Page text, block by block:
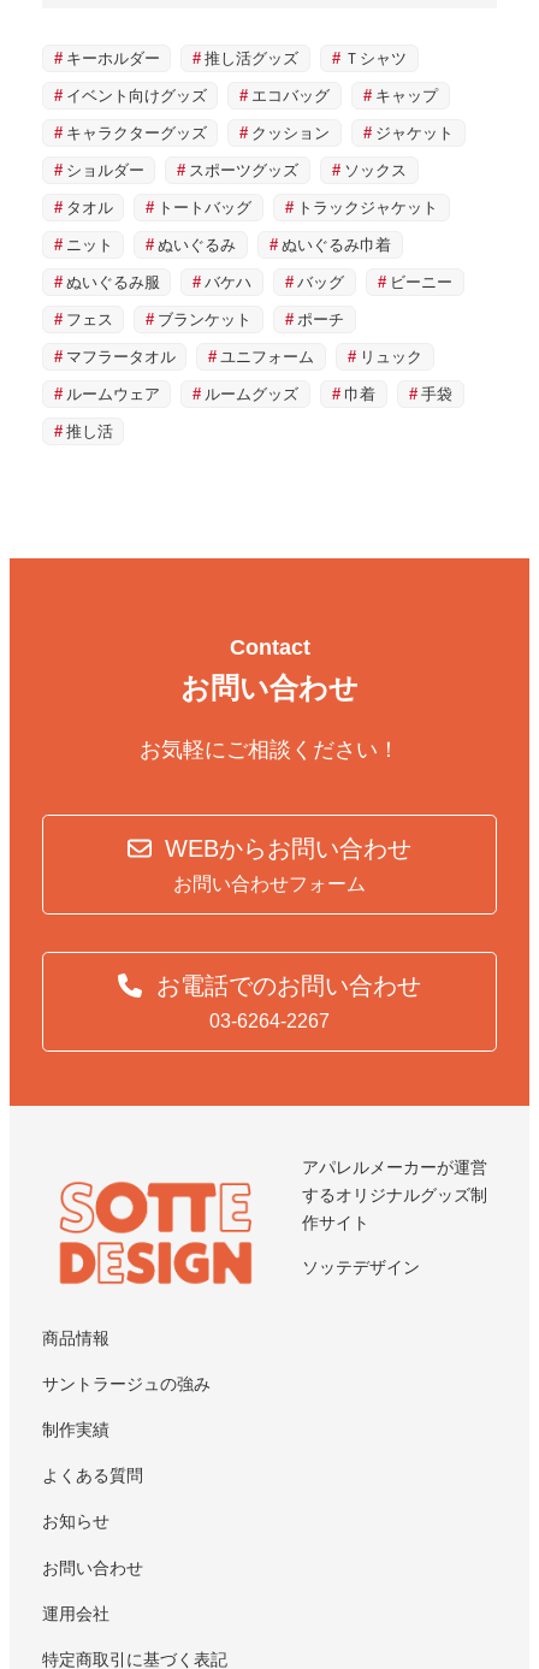
キーホルダー 推し活グッズ Ｔシャツ
イベント向けグッズ エコバッグ キャップ
キャラクターグッズ クッション ジャケット
ショルダー スポーツグッズ ソックス
タオル トートバッグ トラックジャケット
ニット ぬいぐるみ ぬいぐるみ巾着
ぬいぐるみ服 バケハ バッグ ビーニー
フェス ブランケット ポーチ
マフラータオル ユニフォーム リュック
ルームウェア ルームグッズ 巾着 手袋
推し活
Contact
お問い合わせ
お気軽にご相談ください！
WEBからお問い合わせ
お問い合わせフォーム
お電話でのお問い合わせ
03-6264-2267
アパレルメーカーが運営
するオリジナルグッズ制
作サイト
ソッテデザイン
商品情報
サントラージュの強み
制作実績
よくある質問
お知らせ
お問い合わせ
運用会社
特定商取引に基づく表記